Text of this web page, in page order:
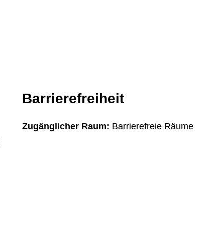
Barrierefreiheit
Zugänglicher Raum: Barrierefreie Räume